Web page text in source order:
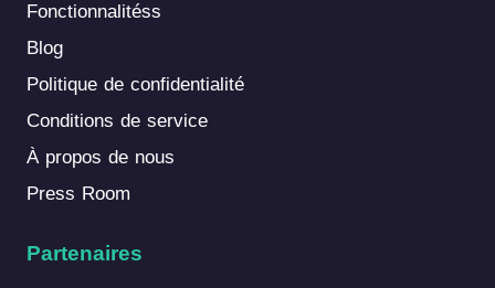
Fonctionnalitéss
Blog
Politique de confidentialité
Conditions de service
À propos de nous
Press Room
Partenaires